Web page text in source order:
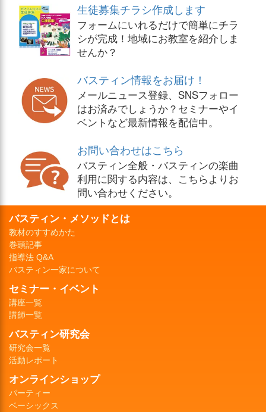
生徒募集チラシ作成します
フォームにいれるだけで簡単にチラ
シが完成！地域にお教室を紹介しま
せんか？
バスティン情報をお届け！
メールニュース登録、SNSフォロー
はお済みでしょうか？セミナーやイ
ベントなど最新情報を配信中。
お問い合わせはこちら
バスティン全般・バスティンの楽曲
利用に関する内容は、こちらよりお
問い合わせください。
バスティン・メソッドとは
教材のすすめかた
巻頭記事
指導法 Q&A
バスティン一家について
セミナー・イベント
講座一覧
講師一覧
バスティン研究会
研究会一覧
活動レポート
オンラインショップ
パーティー
ベーシックス